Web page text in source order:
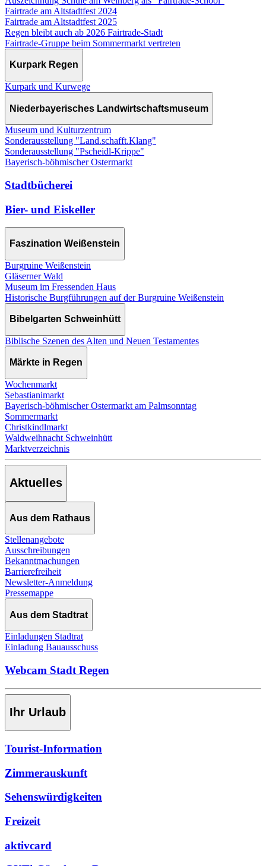
Fairtrade am Altstadtfest 2024
Fairtrade am Altstadtfest 2025
Regen bleibt auch ab 2026 Fairtrade-Stadt
Fairtrade-Gruppe beim Sommermarkt vertreten
Kurpark Regen
Kurpark und Kurwege
Niederbayerisches Landwirtschaftsmuseum
Museum und Kulturzentrum
Sonderausstellung "Land.schafft.Klang"
Sonderausstellung "Pscheidl-Krippe"
Bayerisch-böhmischer Ostermarkt
Stadtbücherei
Bier- und Eiskeller
Faszination Weißenstein
Burgruine Weißenstein
Gläserner Wald
Museum im Fressenden Haus
Historische Burgführungen auf der Burgruine Weißenstein
Bibelgarten Schweinhütt
Biblische Szenen des Alten und Neuen Testamentes
Märkte in Regen
Wochenmarkt
Sebastianimarkt
Bayerisch-böhmischer Ostermarkt am Palmsonntag
Sommermarkt
Christkindlmarkt
Waldweihnacht Schweinhütt
Marktverzeichnis
Aktuelles
Aus dem Rathaus
Stellenangebote
Ausschreibungen
Bekanntmachungen
Barrierefreiheit
Newsletter-Anmeldung
Pressemappe
Aus dem Stadtrat
Einladungen Stadtrat
Einladung Bauausschuss
Webcam Stadt Regen
Ihr Urlaub
Tourist-Information
Zimmerauskunft
Sehenswürdigkeiten
Freizeit
aktivcard